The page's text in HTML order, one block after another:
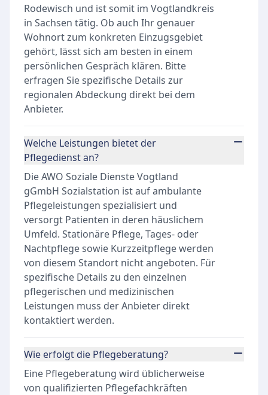
Rodewisch und ist somit im Vogtlandkreis
in Sachsen tätig. Ob auch Ihr genauer
Wohnort zum konkreten Einzugsgebiet
gehört, lässt sich am besten in einem
persönlichen Gespräch klären. Bitte
erfragen Sie spezifische Details zur
regionalen Abdeckung direkt bei dem
Anbieter.
Welche Leistungen bietet der
Pflegedienst an?
Die AWO Soziale Dienste Vogtland
gGmbH Sozialstation ist auf ambulante
Pflegeleistungen spezialisiert und
versorgt Patienten in deren häuslichem
Umfeld. Stationäre Pflege, Tages- oder
Nachtpflege sowie Kurzzeitpflege werden
von diesem Standort nicht angeboten. Für
spezifische Details zu den einzelnen
pflegerischen und medizinischen
Leistungen muss der Anbieter direkt
kontaktiert werden.
Wie erfolgt die Pflegeberatung?
Eine Pflegeberatung wird üblicherweise
von qualifizierten Pflegefachkräften